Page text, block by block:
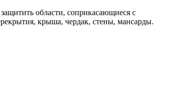
области, соприкасающиеся с
крыша, чердак, стены, мансарды.